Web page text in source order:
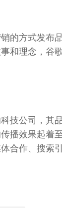
的方式发布
和理念，谷
技公司，其
播效果起着
合作、搜索